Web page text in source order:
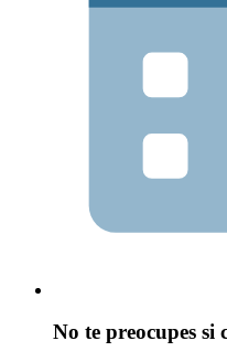
No te preocupes si